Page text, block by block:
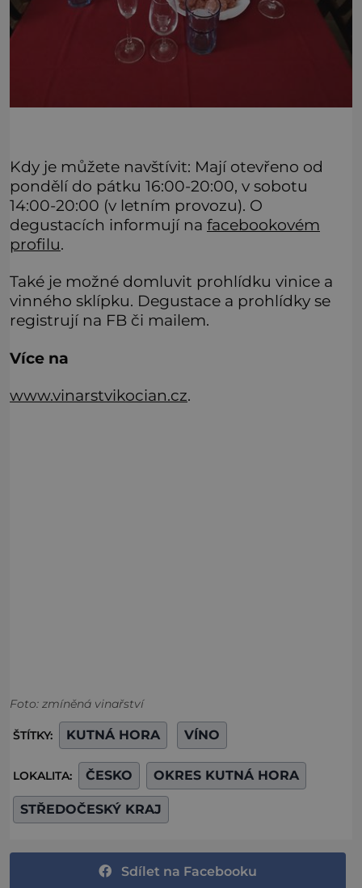
Kdy je můžete navštívit: Mají otevřeno od
pondělí do pátku 16:00-20:00, v sobotu
14:00-20:00 (v letním provozu). O
degustacích informují na facebookovém
profilu.
Také je možné domluvit prohlídku vinice a
vinného sklípku. Degustace a prohlídky se
registrují na FB či mailem.
Více na
www.vinarstvikocian.cz.
Foto: zmíněná vinařství
ŠTÍTKY: KUTNÁ HORA VÍNO
LOKALITA: ČESKO OKRES KUTNÁ HORA
STŘEDOČESKÝ KRAJ
Sdílet na Facebooku